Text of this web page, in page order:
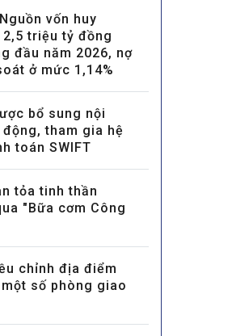
vốn huy
triệu tỷ đồng
đầu năm 2026, nợ
ở mức 1,14%
bổ sung nội
tham gia hệ
toán SWIFT
tỏa tinh thần
"Bữa cơm Công
chỉnh địa điểm
số phòng giao